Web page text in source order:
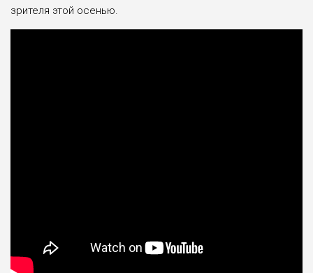
зрителя этой осенью.